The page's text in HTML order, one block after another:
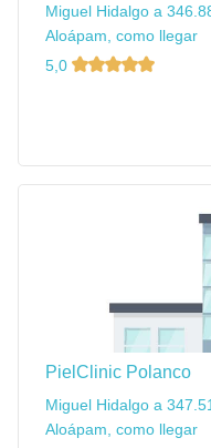
Miguel Hidalgo a
Aloápam, como llegar
5,0
PielClinic Polanco
Miguel Hidalgo a
Aloápam, como llegar